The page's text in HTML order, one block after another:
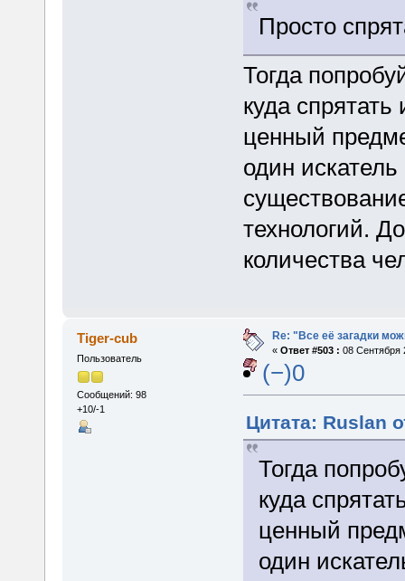
Просто
Тогда
куда
ценный
один
технологий.
количества
Tiger-cub
Пользователь
Сообщений: 98
+10/-1
Re: "Все её загадки
« Ответ #503 : 08 Сентября
(−)0
Цитата: Ruslan
Тогда
куда
ценный
один